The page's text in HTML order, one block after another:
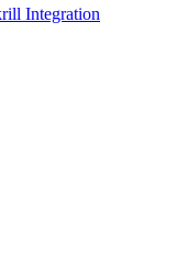
Integration